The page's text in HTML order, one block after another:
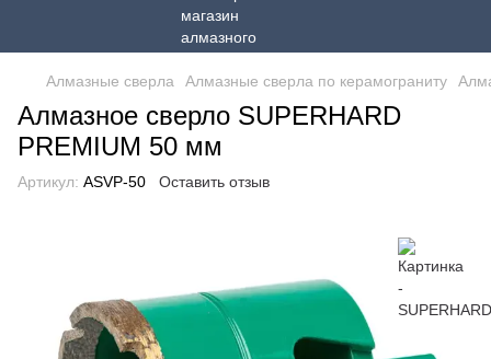
Алмазные сверла Алмазные сверла по керамограниту
Алмазное сверло SUPERHARD
PREMIUM 50 мм
Артикул: ASVP-50 Оставить отзыв